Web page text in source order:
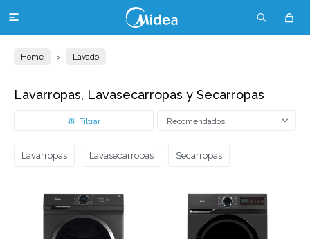

Home Lavado
Lavarropas, Lavasecarropas y Secarropas
Recomendados
Lavarropas Lavasecarropas Secarropas